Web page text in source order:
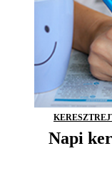
Napi